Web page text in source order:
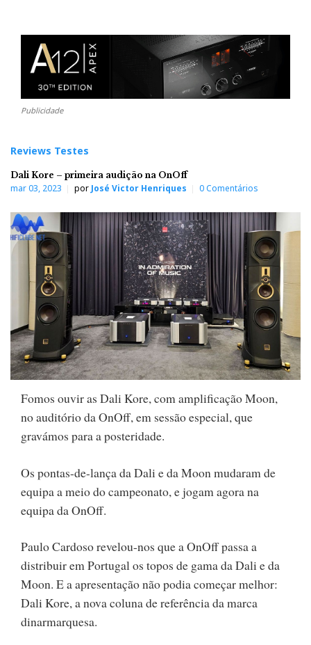
Publicidade
Reviews Testes
Dali Kore – primeira audição na OnOff
mar 03, 2023 por José Victor Henriques 0 Comentários
Fomos ouvir as Dali Kore, com amplificação Moon,
no auditório da OnOff, em sessão especial, que
gravámos para a posteridade.
Os pontas-de-lança da Dali e da Moon mudaram de
equipa a meio do campeonato, e jogam agora na
equipa da OnOff.
Paulo Cardoso revelou-nos que a OnOff passa a
distribuir em Portugal os topos de gama da Dali e da
Moon. E a apresentação não podia começar melhor:
Dali Kore, a nova coluna de referência da marca
dinarmarquesa.